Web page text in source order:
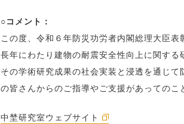
○コメント：
この度、令和６年防災功労者内閣総理大臣
長年にわたり建物の耐震安全性向上に関す
その学術研究成果の社会実装と浸透を通じ
の皆さんからのご指導やご支援があってのこ
中埜研究室ウェブサイト